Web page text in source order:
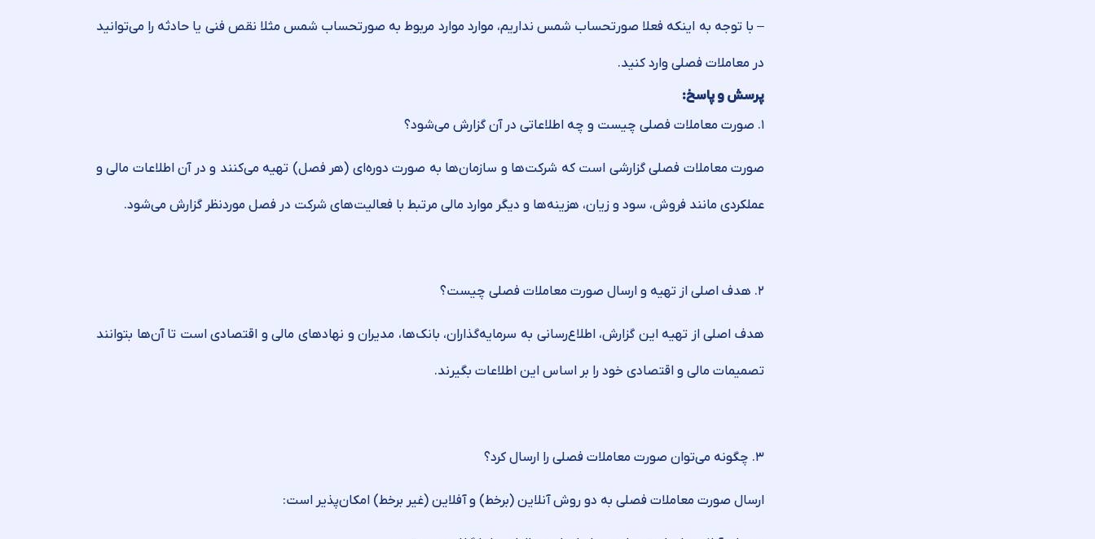
– با توجه به اینکه فعلا صورتحساب شمس نداریم، موارد موارد مربوط به صورتحساب شمس مثلا نقص فنی یا حادثه را می‌توانید
در معاملات فصلی وارد کنید.
پرسش و پاسخ:
۱. صورت معاملات فصلی چیست و چه اطلاعاتی در آن گزارش می‌شود؟
صورت معاملات فصلی گزارشی است که شرکت‌ها و سازمان‌ها به صورت دوره‌ای (هر فصل) تهیه می‌کنند و در آن اطلاعات مالی و
عملکردی مانند فروش، سود و زیان، هزینه‌ها و دیگر موارد مالی مرتبط با فعالیت‌های شرکت در فصل موردنظر گزارش می‌شود.
۲. هدف اصلی از تهیه و ارسال صورت معاملات فصلی چیست؟
هدف اصلی از تهیه این گزارش، اطلاع‌رسانی به سرمایه‌گذاران، بانک‌ها، مدیران و نهادهای مالی و اقتصادی است تا آن‌ها بتوانند
تصمیمات مالی و اقتصادی خود را بر اساس این اطلاعات بگیرند.
۳. چگونه می‌توان صورت معاملات فصلی را ارسال کرد؟
ارسال صورت معاملات فصلی به دو روش آنلاین (برخط) و آفلاین (غیر برخط) امکان‌پذیر است: